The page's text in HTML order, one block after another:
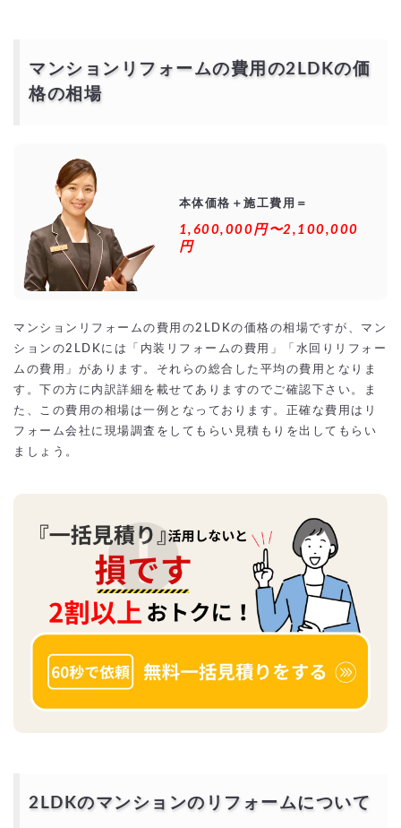
マンションリフォームの費用の2LDKの価
格の相場
本体価格＋施工費用＝
1,600,000円〜2,100,000
円
マンションリフォームの費用の2LDKの価格の相場ですが、マン
ションの2LDKには「内装リフォームの費用」「水回りリフォー
ムの費用」があります。それらの総合した平均の費用となりま
す。下の方に内訳詳細を載せてありますのでご確認下さい。ま
た、この費用の相場は一例となっております。正確な費用はリ
フォーム会社に現場調査をしてもらい見積もりを出してもらい
ましょう。
2LDKのマンションのリフォームについて